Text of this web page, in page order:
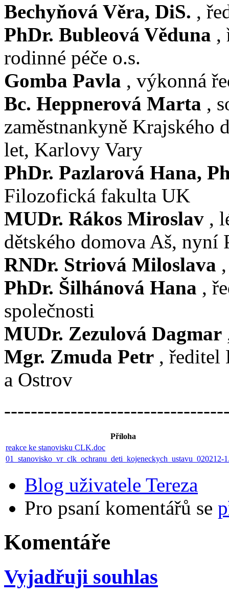
Bechyňová Věra, DiS. ,
PhDr. Bubleová Věduna ,
rodinné péče o.s.
Gomba Pavla , výkonná
Bc. Heppnerová Marta ,
zaměstnankyně Krajského
let, Karlovy Vary
PhDr. Pazlarová Hana,
Filozofická fakulta UK
MUDr. Rákos Miroslav ,
dětského domova Aš, nyní
RNDr. Striová Miloslava
PhDr. Šilhánová Hana ,
společnosti
MUDr. Zezulová Dagmar
Mgr. Zmuda Petr , ředitel
a Ostrov
Příloha
reakce ke stanovisku CLK.doc
01_stanovisko_vr_clk_ochranu_deti_kojeneckych_ustavu_020212-
Blog uživatele Tereza
Pro psaní komentářů se
Komentáře
Vyjadřuji souhlas